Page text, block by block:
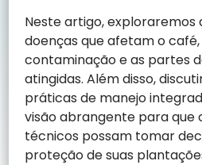
Neste artigo, exploraremos
doenças que afetam o
contaminação e as partes
atingidas. Além disso,
práticas de manejo
visão abrangente para que
técnicos possam tomar
proteção de suas